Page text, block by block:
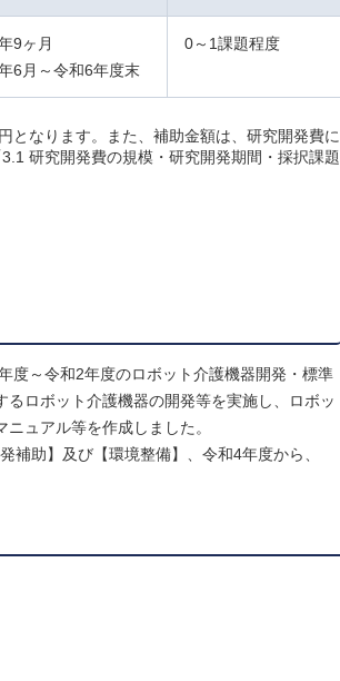
9ヶ月
6月～令和6年度末
0～1課題程度
となります。また、補助金額は、研究開発費に
研究開発費の規模・研究開発期間・採択課題
度～令和2年度のロボット介護機器開発・標準
ロボット介護機器の開発等を実施し、ロボッ
ュアル等を作成しました。
助】及び【環境整備】、令和4年度から、